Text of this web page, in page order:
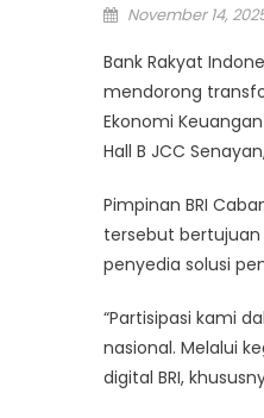
Posted
November 14,
Bank Rakyat
mendorong
Ekonomi
Hall B JCC
Pimpinan BRI
tersebut bertujuan
penyedia solusi
“Partisipasi kami
nasional. Melalui
digital BRI,